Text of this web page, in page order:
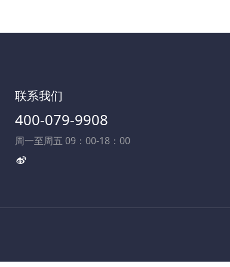
联系我们
400-079-9908
周一至周五 09：00-18：00